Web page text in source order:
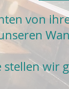
von
stellen wir